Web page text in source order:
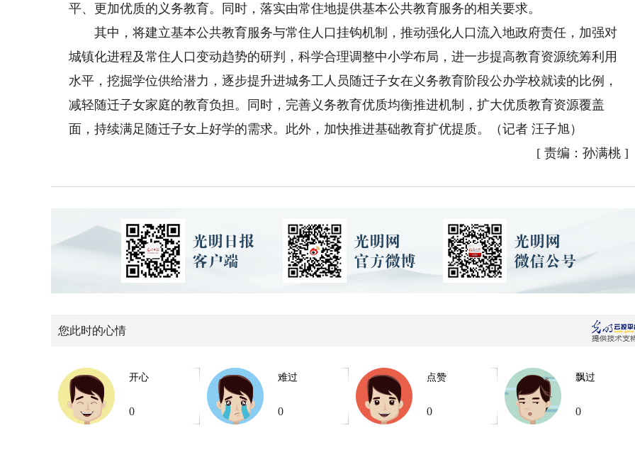
平、更加优质的义务教育。同时，落实由常住地提供基本公共教育服务的相关要求。
其中，将建立基本公共教育服务与常住人口挂钩机制，推动强化人口流入地政府责任，加强对
城镇化进程及常住人口变动趋势的研判，科学合理调整中小学布局，进一步提高教育资源统筹利用
水平，挖掘学位供给潜力，逐步提升进城务工人员随迁子女在义务教育阶段公办学校就读的比例，
减轻随迁子女家庭的教育负担。同时，完善义务教育优质均衡推进机制，扩大优质教育资源覆盖
面，持续满足随迁子女上好学的需求。此外，加快推进基础教育扩优提质。（记者 汪子旭）
[ 责编：孙满桃 ]
您此时的心情
开心
0
难过
0
点赞
0
飘过
0